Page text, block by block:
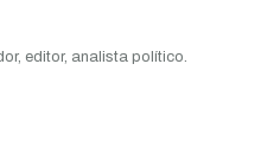
editor, analista político.